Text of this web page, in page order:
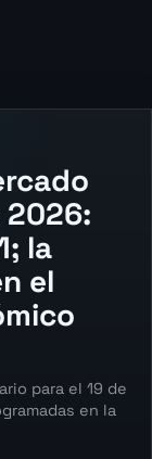
2026:
la
el
para el 19 de
en la